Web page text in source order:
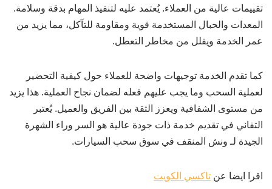
تقييمات عالية من العملاء. يُعتمد عليه لتنفيذ المهام بدقة وسلامة.
المعدات والحبال المستخدمة قوية ومقاومة للتآكل، مما يزيد من
عمر الخدمة ويقلل من مخاطر التعطل.
كما تقدم الخدمة توجيهات واضحة للعملاء حول كيفية التحضير
لعملية السحب وما يجب عليهم فعله لضمان نجاح العملية. هذا يزيد
من مستوى الشفافية ويعزز الثقة بين الفريق والعميل. يُعتبر
التفاني في تقديم خدمة ذات جودة عالية هو السر وراء الشهرة
الجيدة لـ ونش المنقف في سوق سحب السيارات.
اقرا ايضا عن تاكسي الكويت